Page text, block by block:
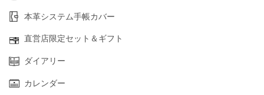
本革システム手帳カバー
直営店限定セット＆ギフト
ダイアリー
カレンダー